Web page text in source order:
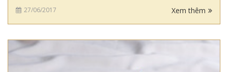
27/06/2017 Xem thêm